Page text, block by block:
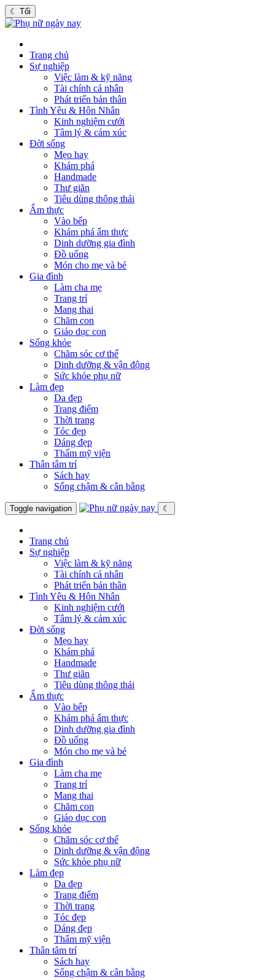
☾ Tối
Trang chủ
Sự nghiệp
Việc làm & kỹ năng
Tài chính cá nhân
Phát triển bản thân
Tình Yêu & Hôn Nhân
Kinh nghiệm cưới
Tâm lý & cảm xúc
Đời sống
Mẹo hay
Khám phá
Handmade
Thư giãn
Tiêu dùng thông thái
Ẩm thực
Vào bếp
Khám phá ẩm thực
Dinh dưỡng gia đình
Đồ uống
Món cho mẹ và bé
Gia đình
Làm cha mẹ
Trang trí
Mang thai
Chăm con
Giáo dục con
Sống khỏe
Chăm sóc cơ thể
Dinh dưỡng & vận động
Sức khỏe phụ nữ
Làm đẹp
Da đẹp
Trang điểm
Thời trang
Tóc đẹp
Dáng đẹp
Thẩm mỹ viện
Thân tâm trí
Sách hay
Sống chậm & cân bằng
Toggle navigation ☾
Trang chủ
Sự nghiệp
Việc làm & kỹ năng
Tài chính cá nhân
Phát triển bản thân
Tình Yêu & Hôn Nhân
Kinh nghiệm cưới
Tâm lý & cảm xúc
Đời sống
Mẹo hay
Khám phá
Handmade
Thư giãn
Tiêu dùng thông thái
Ẩm thực
Vào bếp
Khám phá ẩm thực
Dinh dưỡng gia đình
Đồ uống
Món cho mẹ và bé
Gia đình
Làm cha mẹ
Trang trí
Mang thai
Chăm con
Giáo dục con
Sống khỏe
Chăm sóc cơ thể
Dinh dưỡng & vận động
Sức khỏe phụ nữ
Làm đẹp
Da đẹp
Trang điểm
Thời trang
Tóc đẹp
Dáng đẹp
Thẩm mỹ viện
Thân tâm trí
Sách hay
Sống chậm & cân bằng